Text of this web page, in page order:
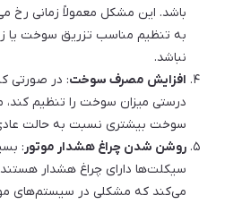
به تنظیم مناسب تزریق سوخت یا
نباشد.
افزایش مصرف سوخت
درستی میزان سوخت را تنظیم
سوخت بیشتری نسبت به حالت
روشن شدن چراغ هشدار موتور:
سیکلت‌ها دارای چراغ هشدار هستند
می‌کند که مشکلی در سیستم‌های